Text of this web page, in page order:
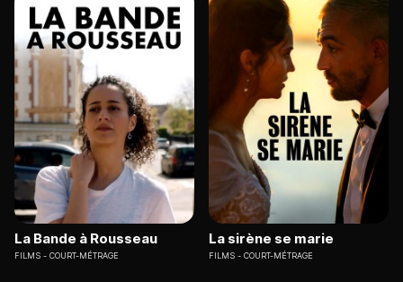
La Bande à Rousseau
FILMS COURT-MÉTRAGE
La sirène se marie
FILMS COURT-MÉTRAGE